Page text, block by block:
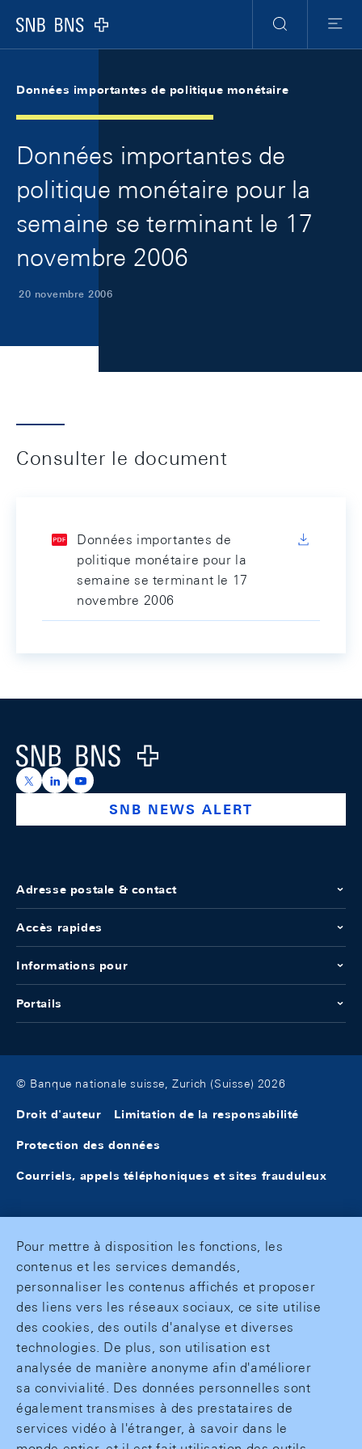
Logo
RechercheMenu
Données importantes de politique monétaire
Données importantes de
politique monétaire pour la
semaine se terminant le 17
novembre 2006
20 novembre 2006
Consulter le document
Données importantes de
politique monétaire pour la
semaine se terminant le 17
novembre 2006
Logo
https://x.com/snb_bns
https://ch.linkedin.com/company/swiss-national-
https://www.youtube.com/@swissnationalbank
SNB NEWS ALERT
Adresse postale & contact
Accès rapides
Informations pour
Portails
© Banque nationale suisse, Zurich (Suisse) 2026
Droit d'auteur Limitation de la responsabilité
Protection des données
Courriels, appels téléphoniques et sites frauduleux
Pour mettre à disposition les fonctions, les
contenus et les services demandés,
personnaliser les contenus affichés et proposer
des liens vers les réseaux sociaux, ce site utilise
des cookies, des outils d'analyse et diverses
technologies. De plus, son utilisation est
analysée de manière anonyme afin d'améliorer
sa convivialité. Des données personnelles sont
également transmises à des prestataires de
services vidéo à l'étranger, à savoir dans le